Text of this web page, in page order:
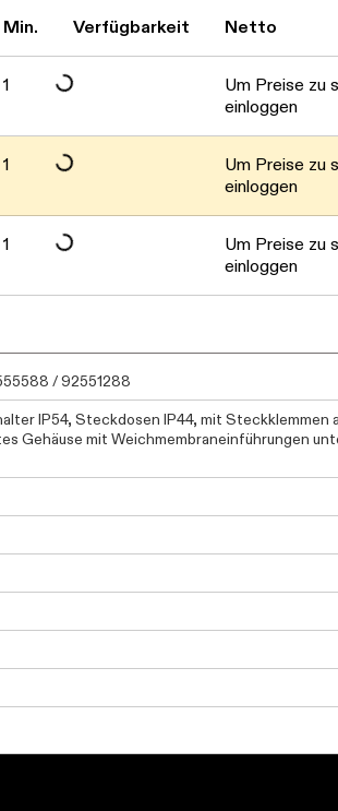
Min. Verfügbarkeit Netto
1 warten...
Um Preise zu
einloggen
1 warten...
Um Preise zu
einloggen
1 warten...
Um Preise zu
einloggen
/ 92551288
IP54, Steckdosen IP44, mit Steckklemmen
Gehäuse mit Weichmembraneinführungen